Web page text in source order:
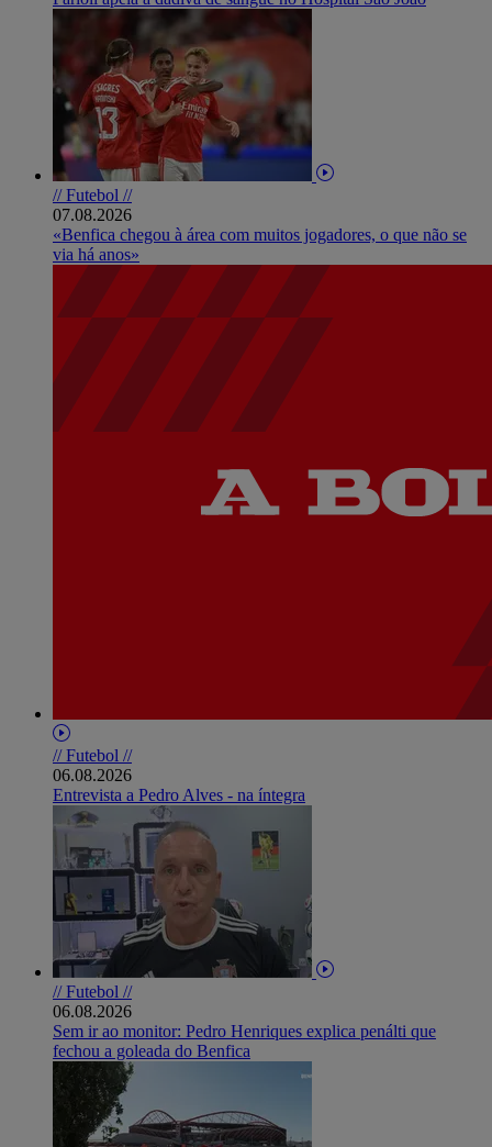
// Futebol //
07.08.2026
«Benfica chegou à área com muitos jogadores, o que não se
via há anos»
// Futebol //
06.08.2026
Entrevista a Pedro Alves - na íntegra
// Futebol //
06.08.2026
Sem ir ao monitor: Pedro Henriques explica penálti que
fechou a goleada do Benfica